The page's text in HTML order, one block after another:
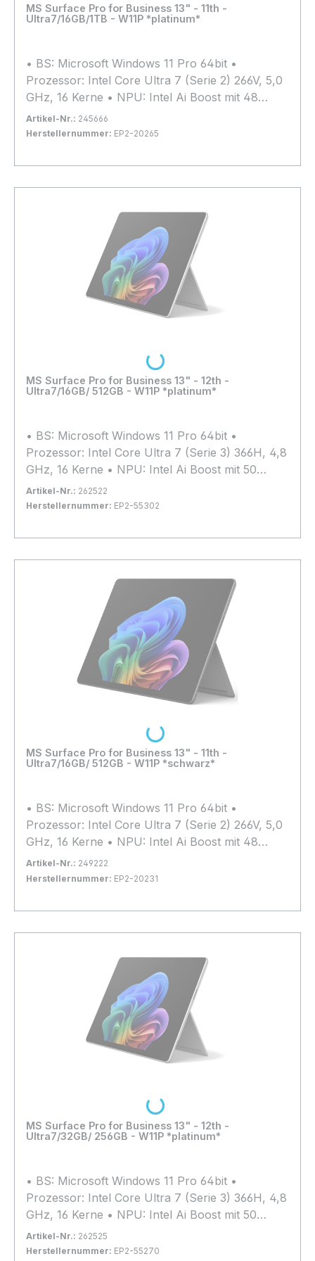
MS Surface Pro for Business 13" - 11th -
Ultra7/16GB/1TB - W11P *platinum*
• BS: Microsoft Windows 11 Pro 64bit •
Prozessor: Intel Core Ultra 7 (Serie 2) 266V, 5,0
GHz, 16 Kerne • NPU: Intel Ai Boost mit 48
TOPs • Arbeitsspeicher: 16GB LPDDR5x (nicht
erweiterbar) • Grafik: Intel Arc Graphics •
Display: 13", 2880x1920, Multi-Touch, Matt,
Kamera vorne, 10 Megapixel (hinten) • Extras:
Wi-Fi 7, Bluetooth 5.4
Artikel-Nr.: 245666
Herstellernummer: EP2-20265
In den Warenkorb
MS Surface Pro for Business 13" - 12th -
Ultra7/16GB/ 512GB - W11P *platinum*
• BS: Microsoft Windows 11 Pro 64bit •
Prozessor: Intel Core Ultra 7 (Serie 3) 366H, 4,8
GHz, 16 Kerne • NPU: Intel Ai Boost mit 50
TOPs • Arbeitsspeicher: 16GB LPDDR5x (nicht
erweiterbar) • Grafik: Intel Graphics 4 Xe3 •
Display: 13", 2880x1920, Multi-Touch, Matt,
Kamera vorne, 10 Megapixel (hinten) • Extras:
Wi-Fi 7, Bluetooth 5.4
Artikel-Nr.: 262522
Herstellernummer: EP2-55302
In den Warenkorb
Loading...
MS Surface Pro for Business 13" - 11th -
Ultra7/16GB/ 512GB - W11P *schwarz*
• BS: Microsoft Windows 11 Pro 64bit •
Prozessor: Intel Core Ultra 7 (Serie 2) 266V, 5,0
GHz, 16 Kerne • NPU: Intel Ai Boost mit 48
TOPs • Arbeitsspeicher: 16GB LPDDR5x (nicht
erweiterbar) • Grafik: Intel Arc Graphics •
Display: 13", 2880x1920, Multi-Touch, Matt,
Kamera vorne, 10 Megapixel (hinten) • Extras:
Wi-Fi 7, Bluetooth 5.4
Artikel-Nr.: 249222
Herstellernummer: EP2-20231
In den Warenkorb
Loading...
MS Surface Pro for Business 13" - 12th -
Ultra7/32GB/ 256GB - W11P *platinum*
• BS: Microsoft Windows 11 Pro 64bit •
Prozessor: Intel Core Ultra 7 (Serie 3) 366H, 4,8
GHz, 16 Kerne • NPU: Intel Ai Boost mit 50
TOPs • Arbeitsspeicher: 32GB LPDDR5x (nicht
erweiterbar) • Grafik: Intel Graphics 4 Xe3 •
Artikel-Nr.: 262525
Herstellernummer: EP2-55270
Loading...